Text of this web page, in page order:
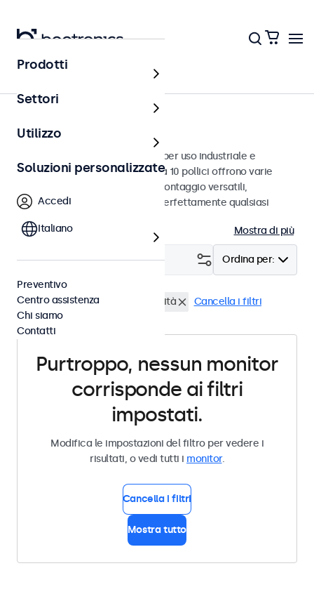
Monitor
Monitor da 10 pollici
Monitor da 10 pollici progettati per uso industriale e
commerciale. Questi monitor da 10 pollici offrono varie
connessioni video e opzioni di montaggio versatili,
consentendo loro di integrarsi perfettamente qualsiasi
Mostra di più
Ordina per:
Filtro (0)
Monitor 10 pollici Alta luminosità Cancella i filtri
Purtroppo, nessun monitor
corrisponde ai filtri
impostati.
Modifica le impostazioni del filtro per vedere i
risultati, o vedi tutti i monitor.
Cancella i filtri
Mostra tutto
Prodotti
Settori
Utilizzo
Soluzioni personalizzate
Accedi
Italiano
Preventivo
Centro assistenza
Chi siamo
Contatti